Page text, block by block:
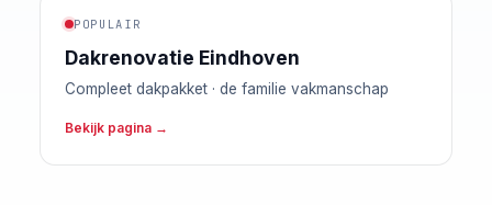
POPULAIR
Dakrenovatie Eindhoven
Compleet dakpakket · de familie vakmanschap
Bekijk pagina →